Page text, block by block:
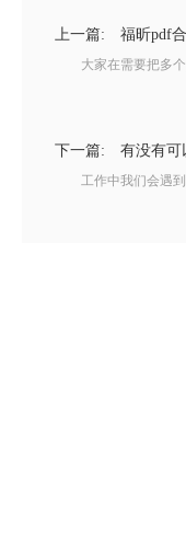
上一篇: 福昕pdf
大家在需要把多个
下一篇: 有没有可
工作中我们会遇到